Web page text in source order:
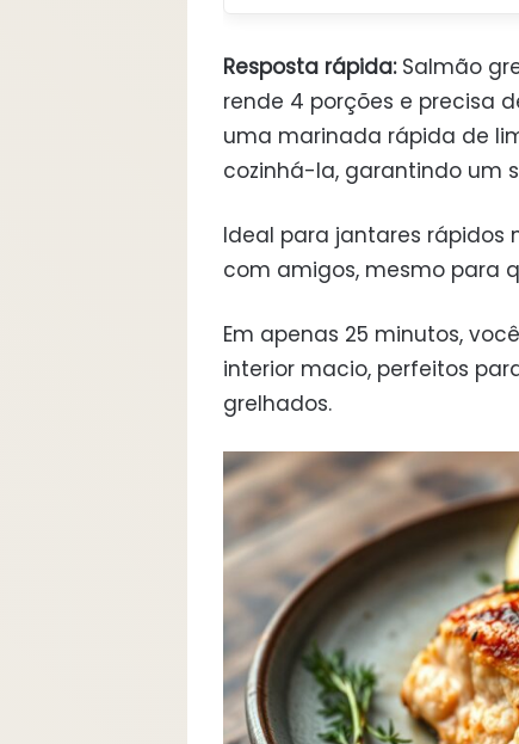
Resposta rápida:Salmão
rende 4 porções e precisa
uma marinada rápida de
cozinhá-la, garantindo um
Ideal para jantares rápidos
com amigos, mesmo para
Em apenas 25 minutos,
interior macio, perfeitos
grelhados.